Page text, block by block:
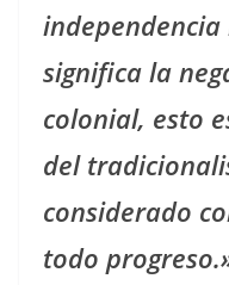
significa la
colonial, esto
del
considerado
todo